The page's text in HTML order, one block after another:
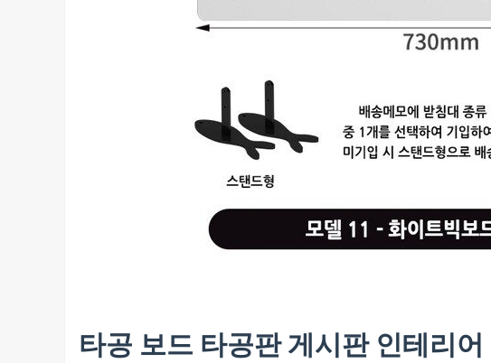
타공 보드 타공판 게시판 인테리